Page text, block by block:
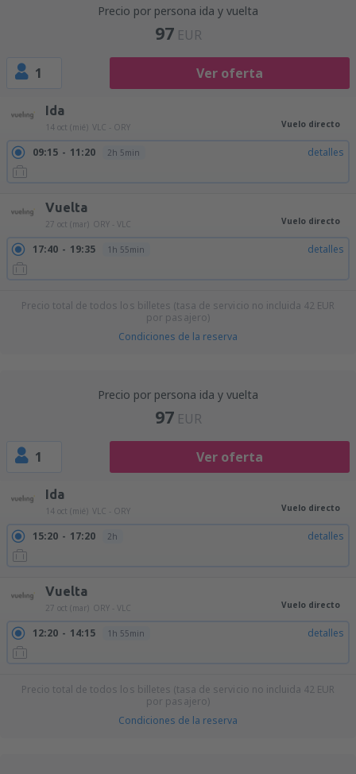
Precio por persona ida y vuelta
97 EUR
1 Ver oferta
Ida
14 oct (mié) VLC - ORY Vuelo directo
09:15 11:20 2h 5min detalles
Vuelta
27 oct (mar) ORY - VLC Vuelo directo
17:40 19:35 1h 55min detalles
Precio total de todos los billetes (tasa de servicio no incluida 42 EUR
por pasajero)
Condiciones de la reserva
Precio por persona ida y vuelta
97 EUR
1 Ver oferta
Ida
14 oct (mié) VLC - ORY Vuelo directo
15:20 17:20 2h detalles
Vuelta
27 oct (mar) ORY - VLC Vuelo directo
12:20 14:15 1h 55min detalles
Precio total de todos los billetes (tasa de servicio no incluida 42 EUR
por pasajero)
Condiciones de la reserva